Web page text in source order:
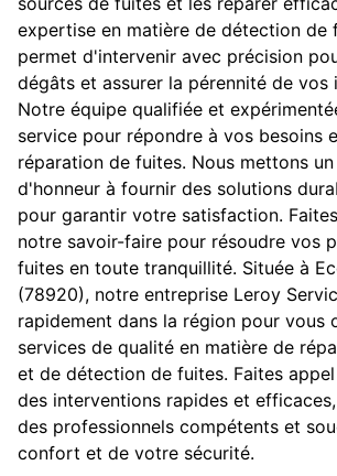
expertise en matière de détection de
permet d'intervenir avec précision
dégâts et assurer la pérennité de vos
Notre équipe qualifiée et
service pour répondre à vos besoins
réparation de fuites. Nous mettons
d'honneur à fournir des solutions
pour garantir votre satisfaction.
notre savoir-faire pour résoudre vos
fuites en toute tranquillité. Située à
(78920), notre entreprise Leroy
rapidement dans la région pour vous
services de qualité en matière de
et de détection de fuites. Faites
des interventions rapides et
des professionnels compétents et
confort et de votre sécurité.